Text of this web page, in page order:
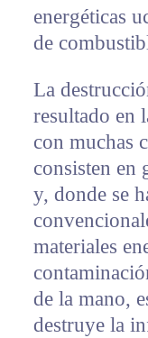
energéticas
de
La
resultado en
con muchas
consisten en
y, donde se
materiales
de la mano,
destruye la